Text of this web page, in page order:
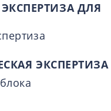
ДЛЯ
ЭКСПЕРТИЗА